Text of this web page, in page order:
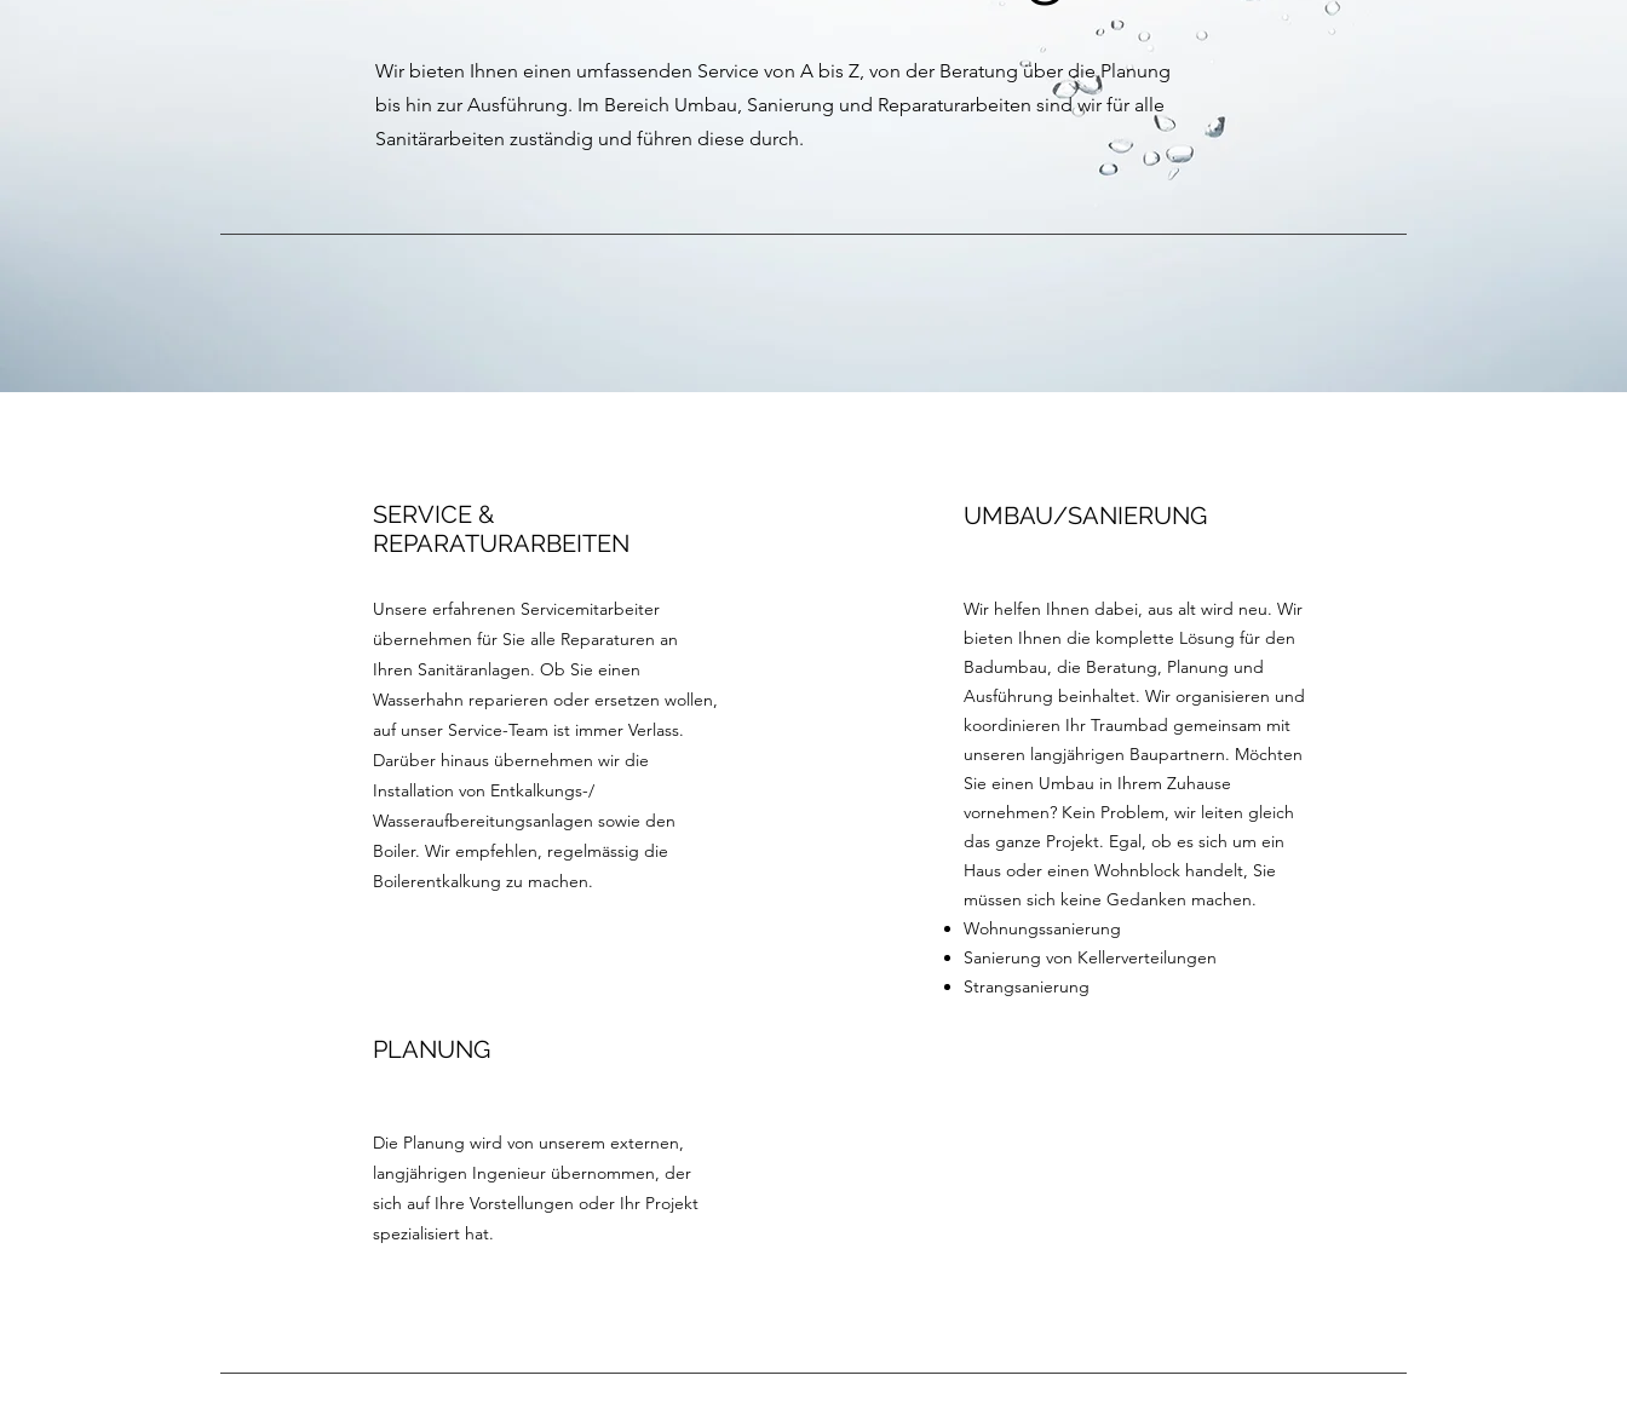
Wir bieten Ihnen einen umfassenden Service von A bis Z, von der Beratung über die Planung
bis hin zur Ausführung. Im Bereich Umbau, Sanierung und Reparaturarbeiten sind wir für alle
Sanitärarbeiten zuständig und führen diese durch.
SERVICE &
REPARATURARBEITEN
Unsere erfahrenen Servicemitarbeiter
übernehmen für Sie alle Reparaturen an
Ihren Sanitäranlagen. Ob Sie einen
Wasserhahn reparieren oder ersetzen wollen,
auf unser Service-Team ist immer Verlass.
Darüber hinaus übernehmen wir die
Installation von Entkalkungs-/
Wasseraufbereitungsanlagen sowie den
Boiler. Wir empfehlen, regelmässig die
Boilerentkalkung zu machen.
PLANUNG
Die Planung wird von unserem externen,
langjährigen Ingenieur übernommen, der
sich auf Ihre Vorstellungen oder Ihr Projekt
spezialisiert hat.
UMBAU/SANIERUNG
Wir helfen Ihnen dabei, aus alt wird neu. Wir
bieten Ihnen die komplette Lösung für den
Badumbau, die Beratung, Planung und
Ausführung beinhaltet. Wir organisieren und
koordinieren Ihr Traumbad gemeinsam mit
unseren langjährigen Baupartnern. Möchten
Sie einen Umbau in Ihrem Zuhause
vornehmen? Kein Problem, wir leiten gleich
das ganze Projekt. Egal, ob es sich um ein
Haus oder einen Wohnblock handelt, Sie
müssen sich keine Gedanken machen.
Wohnungssanierung
Sanierung von Kellerverteilungen
Strangsanierung